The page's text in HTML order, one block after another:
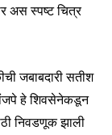
अस स्पष्ट चित्र
जबाबदारी सतीश
हे शिवसेनेकडून
निवडणूक झाली